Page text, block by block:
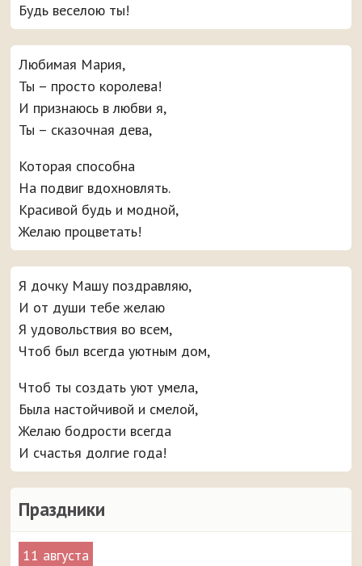
Праздники
11 августа
Будь веселою ты!
Любимая Мария,
Ты – просто королева!
И признаюсь в любви я,
Ты – сказочная дева,
Которая способна
На подвиг вдохновлять.
Красивой будь и модной,
Желаю процветать!
Я дочку Машу поздравляю,
И от души тебе желаю
Я удовольствия во всем,
Чтоб был всегда уютным дом,
Чтоб ты создать уют умела,
Была настойчивой и смелой,
Желаю бодрости всегда
И счастья долгие года!